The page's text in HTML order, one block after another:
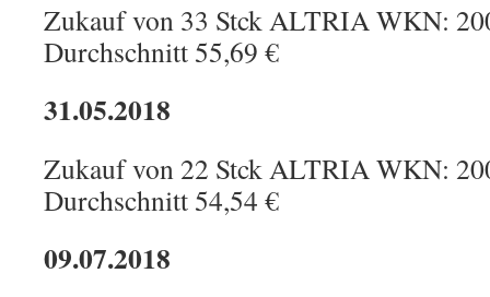
Zukauf von 33 Stck ALTRIA WKN:
Durchschnitt 55,69 €
31.05.2018
Zukauf von 22 Stck ALTRIA WKN:
Durchschnitt 54,54 €
09.07.2018